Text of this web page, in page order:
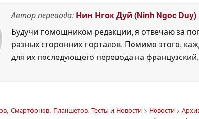
Автор перевода: Нин Нгок Дуй (Ninh Ngoc Duy)
Будучи помощником редакции, я отвечаю за
разных сторонних порталов. Помимо этого,
для их последующего перевода на
Смартфонов, Планшетов. Тесты и Новости> Новости>